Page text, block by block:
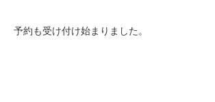
予約も受け付け始まりました。